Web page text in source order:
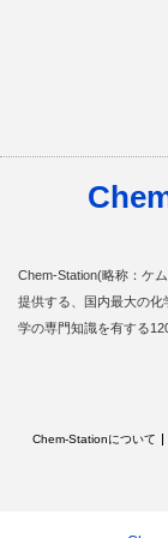
Chem-Station(略称：ケ
提供する、国内最大の
学の専門知識を有する
Chem-Stationについて